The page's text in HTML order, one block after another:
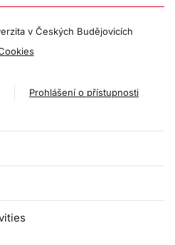
v Českých Budějovicích
Prohlášení o přístupnosti